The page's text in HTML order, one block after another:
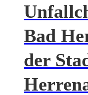
Bad
der